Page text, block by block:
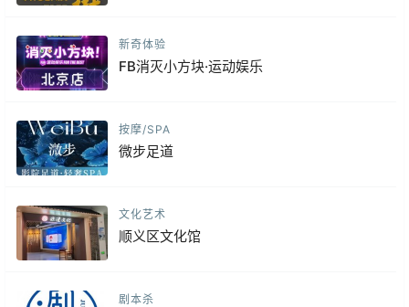
新奇体验
FB消灭小方块·运动娱乐
按摩/SPA
微步足道
文化艺术
顺义区文化馆
剧本杀